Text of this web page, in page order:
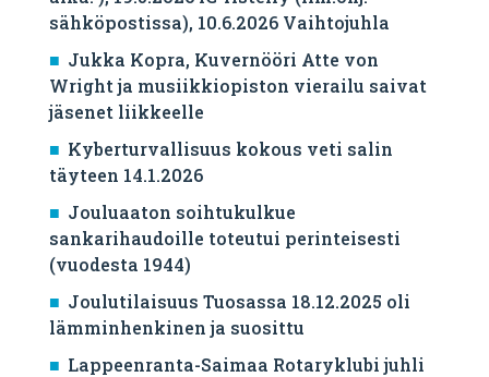
sähköpostissa), 10.6.2026 Vaihtojuhla
Jukka Kopra, Kuvernööri Atte von
Wright ja musiikkiopiston vierailu saivat
jäsenet liikkeelle
Kyberturvallisuus kokous veti salin
täyteen 14.1.2026
Jouluaaton soihtukulkue
sankarihaudoille toteutui perinteisesti
(vuodesta 1944)
Joulutilaisuus Tuosassa 18.12.2025 oli
lämminhenkinen ja suosittu
Lappeenranta-Saimaa Rotaryklubi juhli